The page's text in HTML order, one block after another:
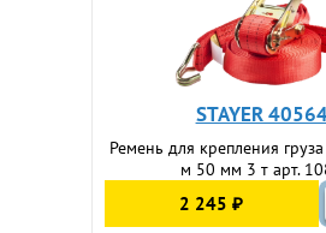
STAYER
Ремень для крепления
м 50 мм 3 т арт.
2 245 ₽